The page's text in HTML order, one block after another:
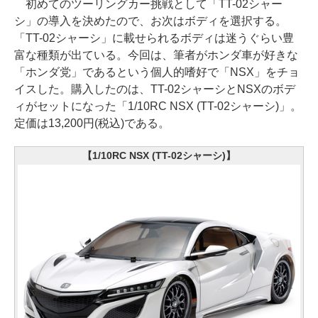
初めてのツーリングカー挑戦として「TT-02シャー
シ」の導入を決めたので、お次はボディを選択する。
「TT-02シャーシ」に載せられるボディは迷うぐらい豊
富な種類が出ている。今回は、筆者がホンダ車が好きな
「ホンダ党」であるという個人的嗜好で「NSX」をチョ
イスした。購入したのは、TT-02シャーシとNSXのボデ
ィがセットになった「1/10RC NSX (TT-02シャーシ)」。
定価は13,200円(税込)である。
【1/10RC NSX (TT-02シャーシ)】